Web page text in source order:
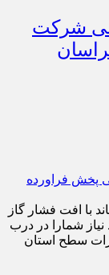
شرکت
با افت فشار گاز
شمارا در درب
سطح استان